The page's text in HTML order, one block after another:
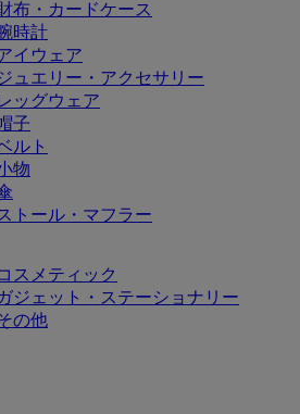
布・カードケース
時計
イウェア
ュエリー・アクセサリー
ッグウェア
子
ルト
物
トール・マフラー
スメティック
ジェット・ステーショナリー
の他